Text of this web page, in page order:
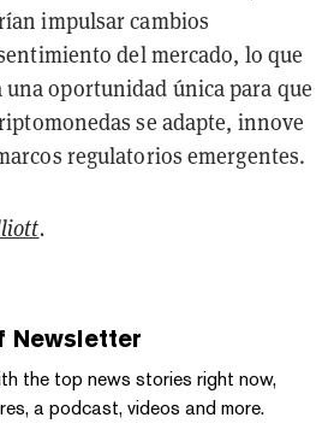
impulsar cambios
del mercado, lo que
oportunidad única para que
se adapte, innove
regulatorios emergentes.
.
Newsletter
the top news stories right now,
a podcast, videos and more.